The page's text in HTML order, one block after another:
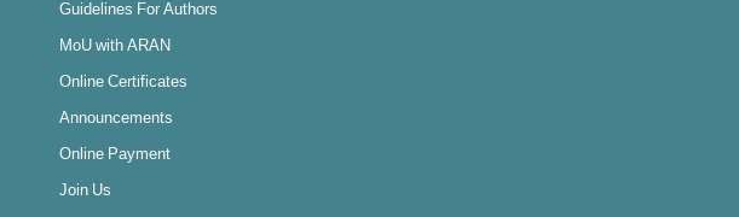
Guidelines For Authors
MoU with ARAN
Online Certificates
Announcements
Online Payment
Join Us